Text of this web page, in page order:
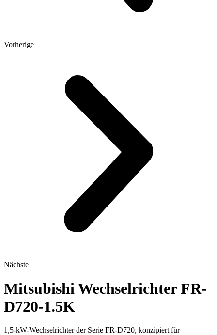
Vorherige
Nächste
Mitsubishi Wechselrichter FR-
D720-1.5K
1,5-kW-Wechselrichter der Serie FR-D720, konzipiert für